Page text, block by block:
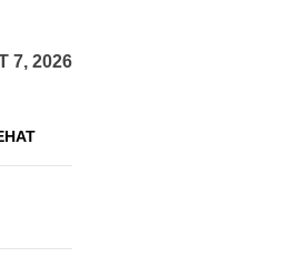
7, 2026